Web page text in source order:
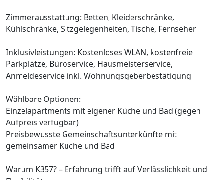
Zimmerausstattung: Betten, Kleiderschränke,
Kühlschränke, Sitzgelegenheiten, Tische, Fernseher
Inklusivleistungen: Kostenloses WLAN, kostenfreie
Parkplätze, Büroservice, Hausmeisterservice,
Anmeldeservice inkl. Wohnungsgeberbestätigung
Wählbare Optionen:
Einzelapartments mit eigener Küche und Bad (gegen
Aufpreis verfügbar)
Preisbewusste Gemeinschaftsunterkünfte mit
gemeinsamer Küche und Bad
Warum K357? – Erfahrung trifft auf Verlässlichkeit und